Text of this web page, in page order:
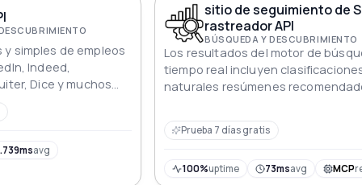
simples de empleos
Indeed,
Dice y muchos
API.
avg
sitio de seguimiento de
rastreador API
BÚSQUEDA Y DESCUBRIMIENTO
Los resultados del motor de
tiempo real incluyen
naturales resúmenes
Prueba 7 días gratis
100%uptime 73msavg MCP